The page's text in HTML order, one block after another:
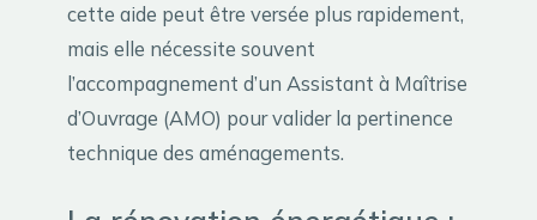
cette aide peut être versée plus rapidement,
mais elle nécessite souvent
l’accompagnement d’un Assistant à Maîtrise
d’Ouvrage (AMO) pour valider la pertinence
technique des aménagements.